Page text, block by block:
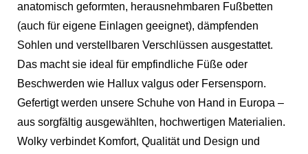
anatomisch geformten, herausnehmbaren Fußbetten
(auch für eigene Einlagen geeignet), dämpfenden
Sohlen und verstellbaren Verschlüssen ausgestattet.
Das macht sie ideal für empfindliche Füße oder
Beschwerden wie Hallux valgus oder Fersensporn.
Gefertigt werden unsere Schuhe von Hand in Europa –
aus sorgfältig ausgewählten, hochwertigen Materialien.
Wolky verbindet Komfort, Qualität und Design und